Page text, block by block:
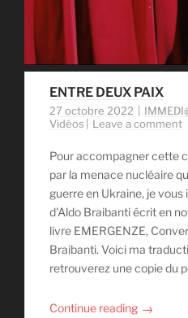
ENTRE DEUX PAIX
27 octobre 2022
Vidéos
Leave a comment
Pour accompagner cette
par la menace nucléaire
guerre en Ukraine, je
d'Aldo Braibanti écrit en
livre EMERGENZE,
Braibanti. Voici ma
retrouverez une copie du
Continue reading →